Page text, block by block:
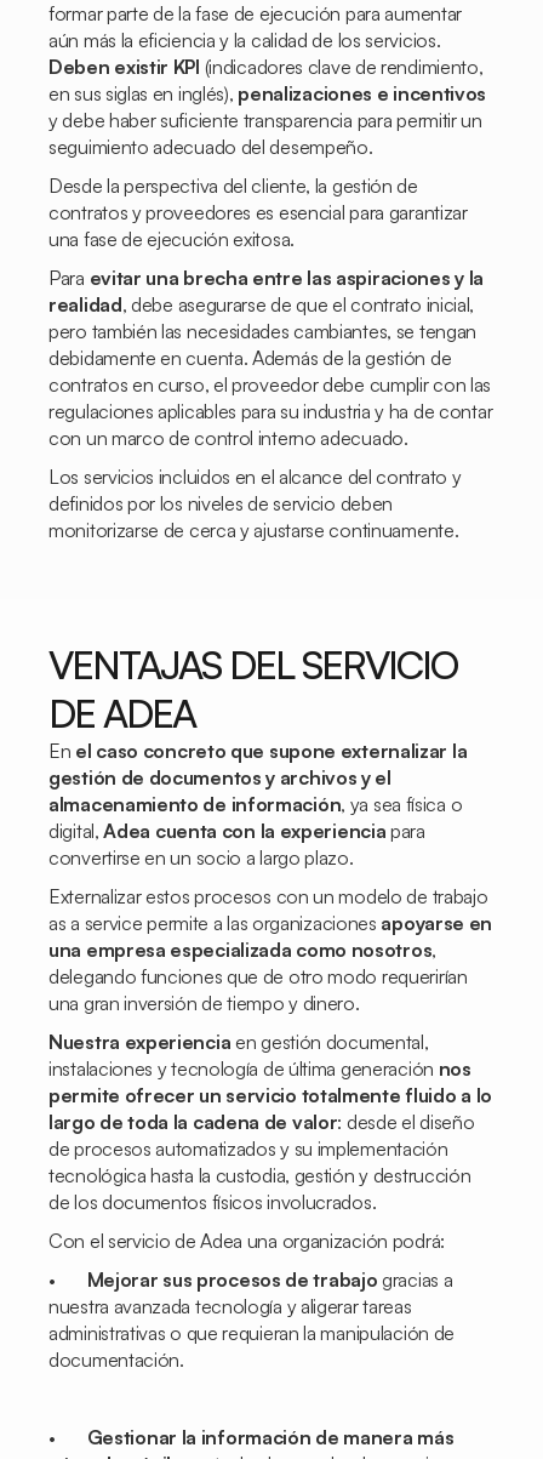
formar parte de la fase de ejecución para aumentar
aún más la eficiencia y la calidad de los servicios.
Deben existir KPI (indicadores clave de rendimiento,
en sus siglas en inglés), penalizaciones e incentivos
y debe haber suficiente transparencia para permitir un
seguimiento adecuado del desempeño.
Desde la perspectiva del cliente, la gestión de
contratos y proveedores es esencial para garantizar
una fase de ejecución exitosa.
Para evitar una brecha entre las aspiraciones y la
realidad, debe asegurarse de que el contrato inicial,
pero también las necesidades cambiantes, se tengan
debidamente en cuenta. Además de la gestión de
contratos en curso, el proveedor debe cumplir con las
regulaciones aplicables para su industria y ha de contar
con un marco de control interno adecuado.
Los servicios incluidos en el alcance del contrato y
definidos por los niveles de servicio deben
monitorizarse de cerca y ajustarse continuamente.
VENTAJAS DEL SERVICIO
DE ADEA
En el caso concreto que supone externalizar la
gestión de documentos y archivos y el
almacenamiento de información, ya sea física o
digital,Adea cuenta con la experienciapara
convertirse en un socio a largo plazo.
Externalizar estos procesos con un modelo de trabajo
as a service permite a las organizaciones apoyarse en
una empresa especializada como nosotros,
delegando funciones que de otro modo requerirían
una gran inversión de tiempo y dinero.
Nuestra experiencia en gestión documental,
instalaciones y tecnología de última generación nos
permite ofrecer un servicio totalmente fluido a lo
largo de toda la cadena de valor: desde el diseño
de procesos automatizados y su implementación
tecnológica hasta la custodia, gestión y destrucción
de los documentos físicos involucrados.
Con el servicio de Adea una organización podrá:
• Mejorar sus procesos de trabajo gracias a
nuestra avanzada tecnología y aligerar tareas
administrativas o que requieran la manipulación de
documentación.
• Gestionar la información de manera más